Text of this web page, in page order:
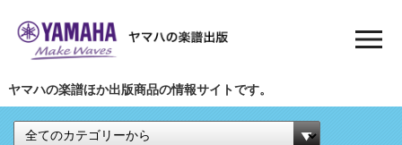
ヤマハの楽譜ほか出版商品の情報サイトです。